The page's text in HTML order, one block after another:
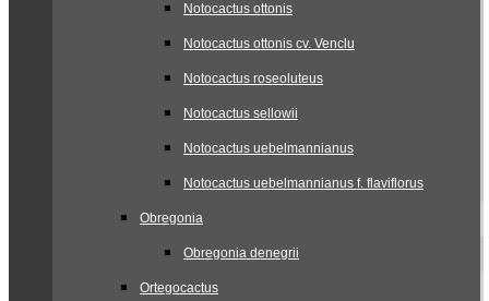
Notocactus ottonis
Notocactus ottonis cv. Venclu
Notocactus roseoluteus
Notocactus sellowii
Notocactus uebelmannianus
Notocactus uebelmannianus f. flaviflorus
Obregonia
Obregonia denegrii
Ortegocactus